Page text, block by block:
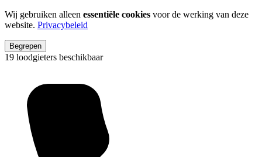
Wij gebruiken alleen essentiële cookies voor de werking van deze
website. Privacybeleid
Begrepen
19 loodgieters beschikbaar